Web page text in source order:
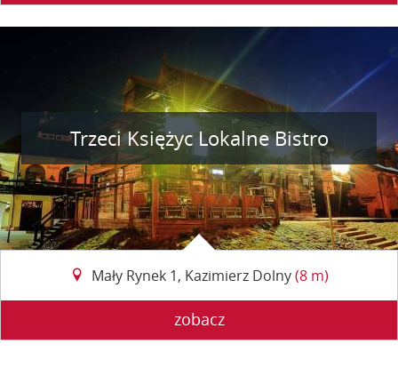
Trzeci Księżyc Lokalne Bistro
Mały Rynek 1, Kazimierz Dolny(8 m)
zobacz